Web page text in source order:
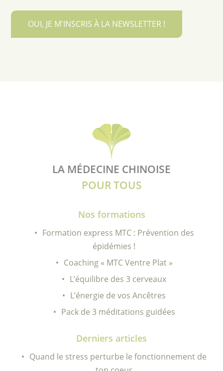
OUI, JE M'INSCRIS À LA NEWSLETTER !
LA MÉDECINE CHINOISE
POUR TOUS
Nos formations
Formation express MTC : Prévention des
épidémies !
Coaching « MTC Ventre Plat »
L’équilibre des 3 cerveaux
L’énergie de vos Ancêtres
Pack de 3 méditations guidées
Derniers articles
Quand le stress perturbe le fonctionnement de